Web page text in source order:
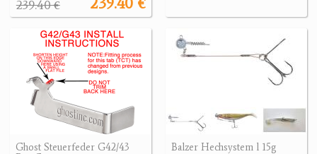
239.40 €
Ghost Steuerfeder G42/43
Balzer Hechsystem l 15g